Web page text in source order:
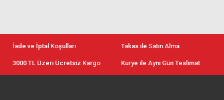
İade ve İptal Koşulları Takas ile Satın Alma
3000 TL Üzeri Ücretsiz Kargo Kurye ile Aynı Gün Teslimat